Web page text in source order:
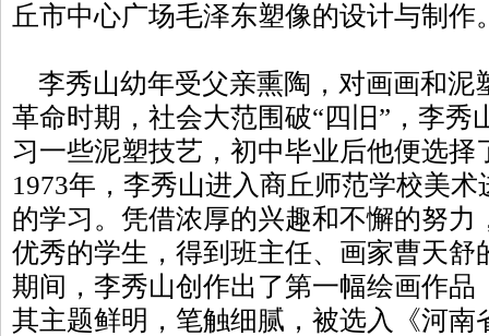
丘市中心广场毛泽东塑像的设计与制作
李秀山幼年受父亲熏陶，对画画和泥
革命时期，社会大范围破“四旧”，李秀
习一些泥塑技艺，初中毕业后他便选择
1973年，李秀山进入商丘师范学校美
的学习。凭借浓厚的兴趣和不懈的努力
优秀的学生，得到班主任、画家曹天舒
期间，李秀山创作出了第一幅绘画作品
其主题鲜明，笔触细腻，被选入《河南